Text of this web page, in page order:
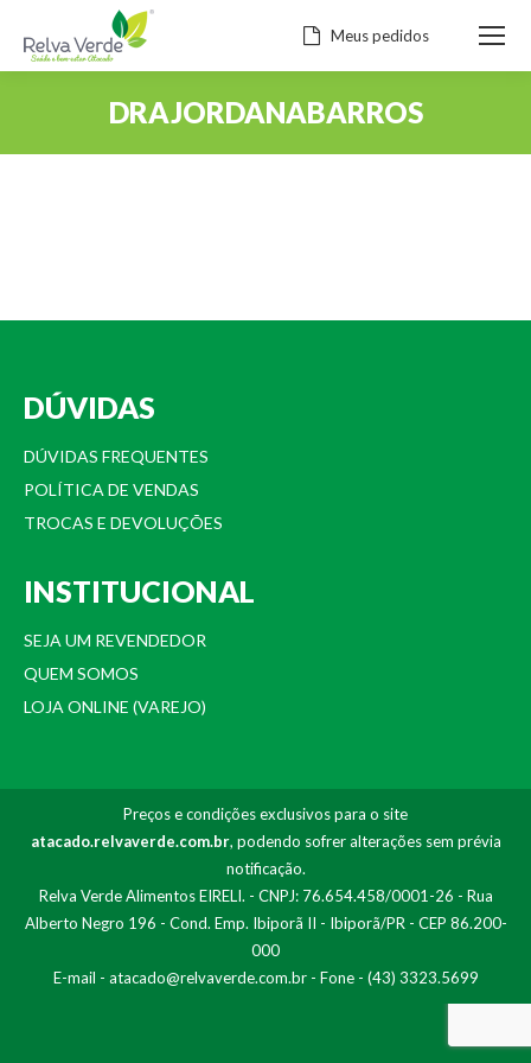
Meus pedidos
DRAJORDANABARROS
DÚVIDAS
DÚVIDAS FREQUENTES
POLÍTICA DE VENDAS
TROCAS E DEVOLUÇÕES
INSTITUCIONAL
SEJA UM REVENDEDOR
QUEM SOMOS
LOJA ONLINE (VAREJO)
Preços e condições exclusivos para o site
atacado.relvaverde.com.br, podendo sofrer alterações sem prévia
notificação.
Relva Verde Alimentos EIRELI. - CNPJ: 76.654.458/0001-26 - Rua
Alberto Negro 196 - Cond. Emp. Ibiporã II - Ibiporã/PR - CEP 86.200-
000
E-mail - atacado@relvaverde.com.br- Fone - (43) 3323.5699